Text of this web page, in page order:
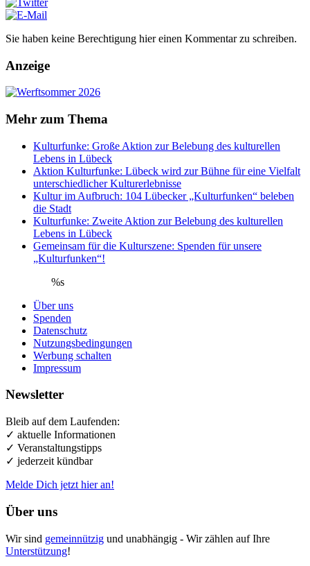
Sie haben keine Berechtigung hier einen Kommentar zu schreiben.
Anzeige
Mehr zum Thema
Kulturfunke: Große Aktion zur Belebung des kulturellen
Lebens in Lübeck
Aktion Kulturfunke: Lübeck wird zur Bühne für eine Vielfalt
unterschiedlicher Kulturerlebnisse
Kultur im Aufbruch: 104 Lübecker „Kulturfunken“ beleben
die Stadt
Kulturfunke: Zweite Aktion zur Belebung des kulturellen
Lebens in Lübeck
Gemeinsam für die Kulturszene: Spenden für unsere
„Kulturfunken“!
%s
Über uns
Spenden
Datenschutz
Nutzungsbedingungen
Werbung schalten
Impressum
Newsletter
Bleib auf dem Laufenden:
✓ aktuelle Informationen
✓ Veranstaltungstipps
✓ jederzeit kündbar
Melde Dich jetzt hier an!
Über uns
Wir sind gemeinnützig und unabhängig - Wir zählen auf Ihre
Unterstützung!